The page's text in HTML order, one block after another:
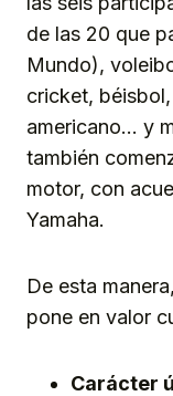
de las 20 que
Mundo),
cricket,
americano… y
también
motor, con
Yamaha.
De esta
pone en valor
Carácter